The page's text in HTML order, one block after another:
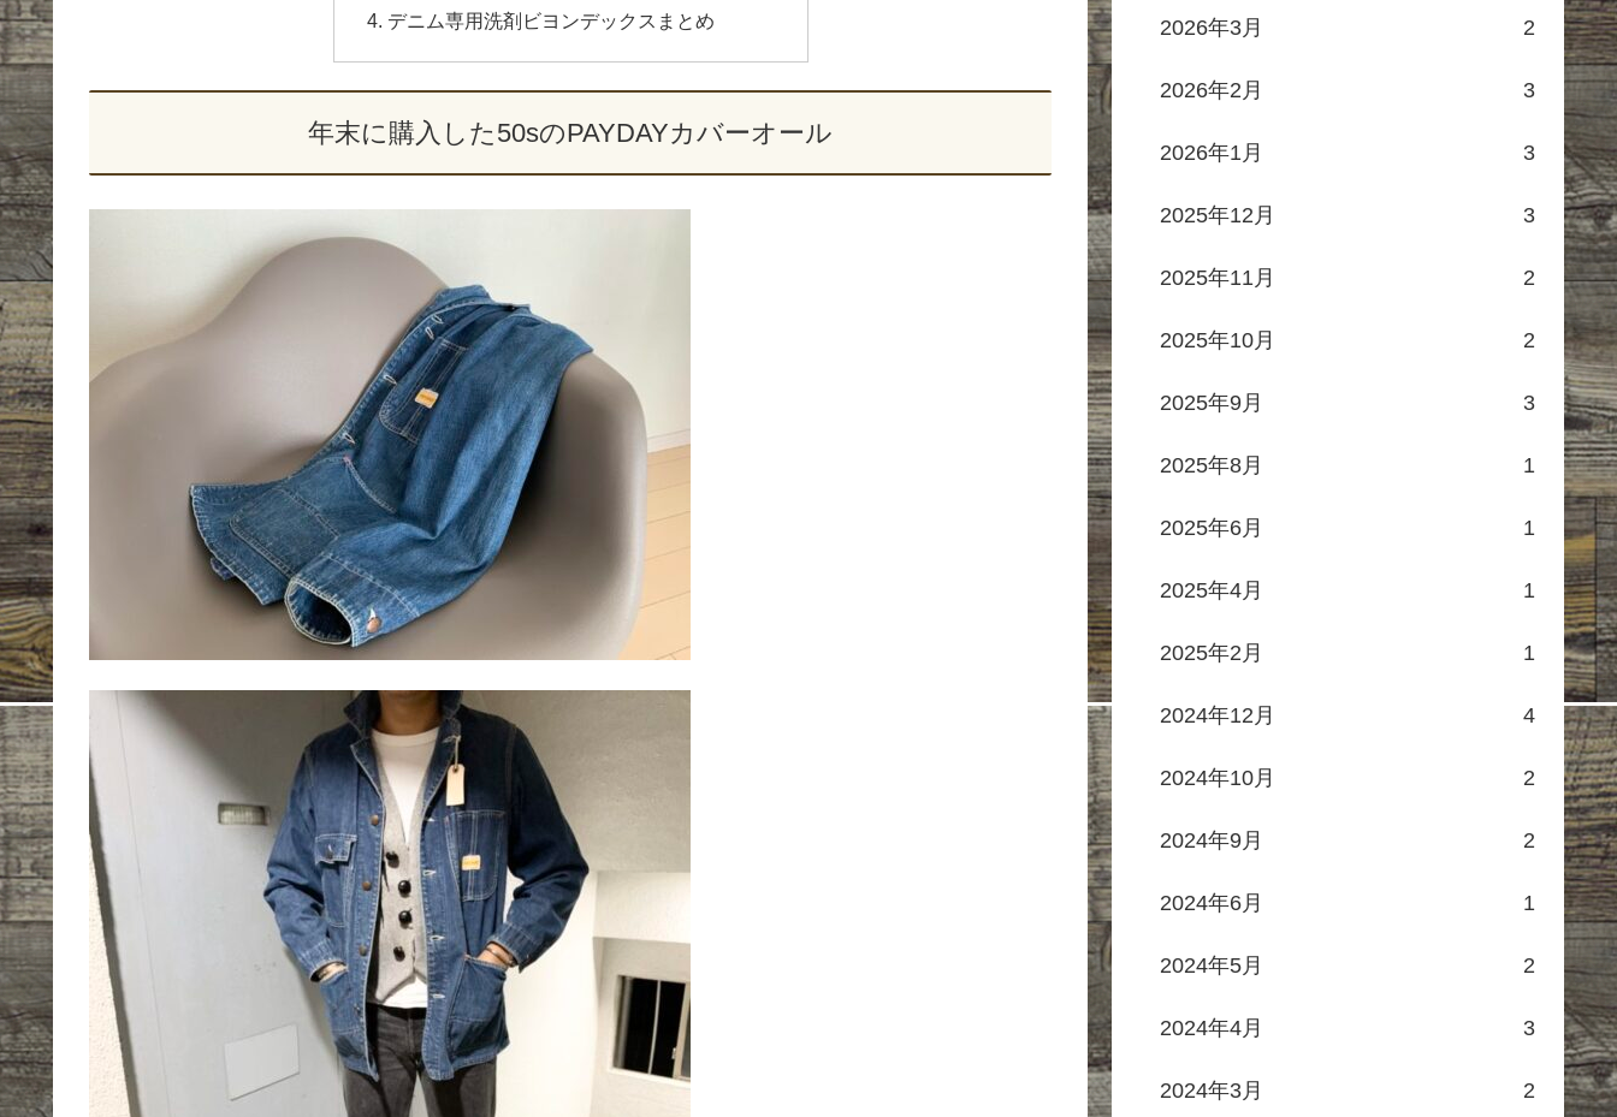
デニム専用洗剤ビヨンデックスまとめ
年末に購入した50sのPAYDAYカバーオール
2026年3月 2
2026年2月 3
2026年1月 3
2025年12月 3
2025年11月 2
2025年10月 2
2025年9月 3
2025年8月 1
2025年6月 1
2025年4月 1
2025年2月 1
2024年12月 4
2024年10月 2
2024年9月 2
2024年6月 1
2024年5月 2
2024年4月 3
2024年3月 2